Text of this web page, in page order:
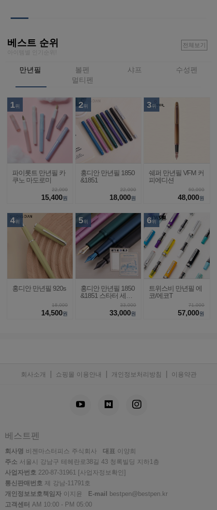
베스트 순위
아이템별 인기순위!
전체보기
만년필
볼펜
멀티펜
샤프 수성펜
1위
파이롯트 만년필 카
쿠노 마도로미
22,000
15,400원
2위
홍디안 만년필 1850
&1851
22,000
18,000원
3위
쉐퍼 만년필 VFM 커
피에디션
60,000
48,000원
4위
홍디안 만년필 920s
18,000
14,500원
5위
홍디안 만년필 1850
&1851 스타터 세트
33,000
33,000원
6위
트위스비 만년필 에
코/에코T
71,000
57,000원
회사소개 쇼핑몰 이용안내 개인정보처리방침 이용약관
베스트펜
회사명 비젠마스터피스 주식회사 대표 이양희
주소 서울시 강남구 테헤란로38길 43 청록빌딩 지하1층
사업자번호 220-87-31961
[사업자정보확인]
통신판매번호 제 강남-11791호
개인정보보호책임자 이지윤 E-mail
bestpen@bestpen.kr
고객센터 AM 10:00 - PM 05:00